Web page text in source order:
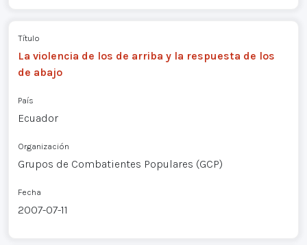
Título
La violencia de los de arriba y la respuesta de los
de abajo
País
Ecuador
Organización
Grupos de Combatientes Populares (GCP)
Fecha
2007-07-11